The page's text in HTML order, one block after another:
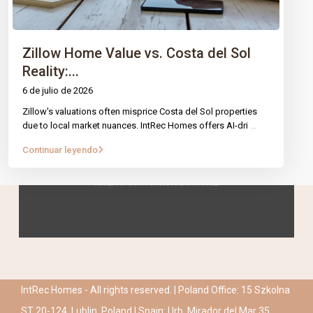
Zillow Home Value vs. Costa del Sol
Reality:...
6 de julio de 2026
Zillow's valuations often misprice Costa del Sol properties
due to local market nuances. IntRec Homes offers AI-dri
Continuar leyendo
IntRec Homes - All rights reserved. | Poland Office: 15 Szkolna